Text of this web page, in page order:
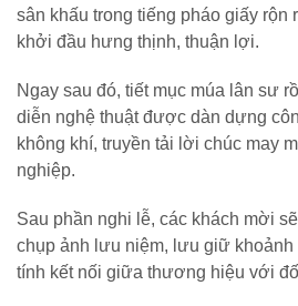
sân khấu trong tiếng pháo giấy rộn
khởi đầu hưng thịnh, thuận lợi.
Ngay sau đó, tiết mục múa lân sư
diễn nghệ thuật được dàn dựng
không khí, truyền tải lời chúc may
nghiệp.
Sau phần nghi lễ, các khách mời
chụp ảnh lưu niệm, lưu giữ khoảnh
tính kết nối giữa thương hiệu với